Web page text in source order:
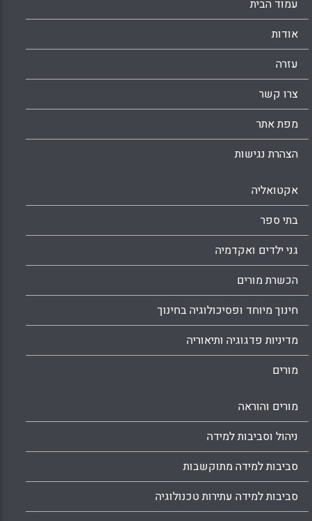
עמוד הבית
אודות
עזרה
צרו קשר
מפת אתר
הצהרת נגישות
אקטואליה
בתי ספר
גני ילדים ואקדמיה
הכשרת מורים
חינוך מיוחד ופסיכולוגיה בחינוך
מדיניות פדגוגיה ותיאוריה
מורים
מורים והוראה
ניהול וסביבות למידה
סביבות למידה מתוקשבות
סביבות למידה עתירות טכנולוגיה